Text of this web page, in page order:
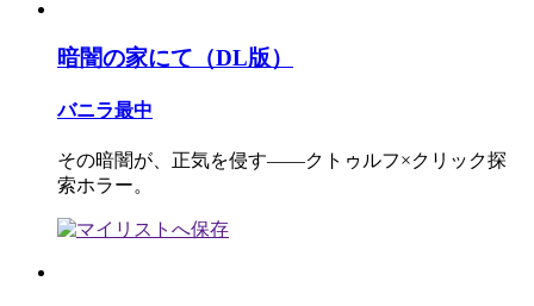
暗闇の家にて（DL版）
バニラ最中
その暗闇が、正気を侵す――クトゥルフ×クリック探
索ホラー。